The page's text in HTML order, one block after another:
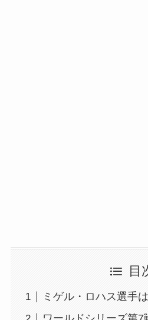
目
ミゲル・ロハス選手